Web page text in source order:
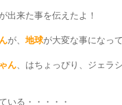
が出来た事を伝えたよ！
が、 地球が大変な事になっ
ん、はちょっぴり、ジェラ
いる・・・・・